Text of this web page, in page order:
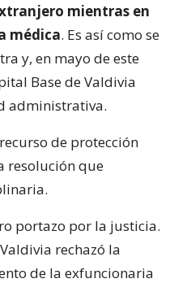
mientras en
médica. Es así como se
y, en mayo de este
Base de Valdivia
administrativa.
de protección
resolución que
portazo por la justicia.
rechazó la
de la exfuncionaria